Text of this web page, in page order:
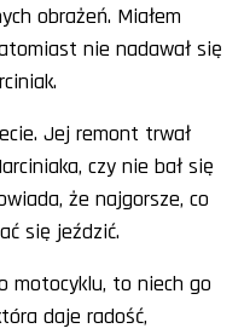
obrażeń. Miałem
nie nadawał się
Jej remont trwał
czy nie bał się
że najgorsze, co
się jeździć.
motocyklu, to niech go
daje radość,